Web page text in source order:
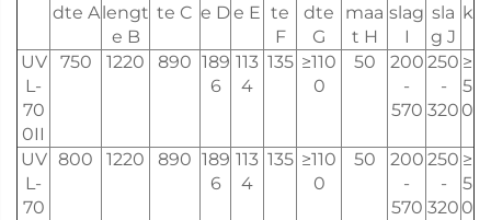
dte Alengt
e B
te C e De E te
F
dte
G
maa
t H
slag
I
sla
g J
k
UV
L-
70
0II
750 1220 890 189
6
113
4
135 ≥110
0
50
200
-
570
250
-
320
≥
5
0
UV
L-
70
800 1220 890 189
6
113
4
135 ≥110
0
50
200
-
570
250
-
320
≥
5
0